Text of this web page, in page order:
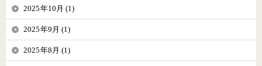
2025年10月 (1)
2025年9月 (1)
2025年8月 (1)